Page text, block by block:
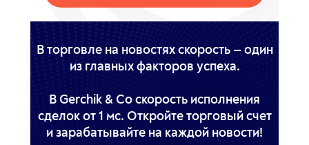
В торговле на новостях скорость — один
из главных факторов успеха.
В Gerchik & Co скорость исполнения
сделок от 1 мс. Откройте торговый счет